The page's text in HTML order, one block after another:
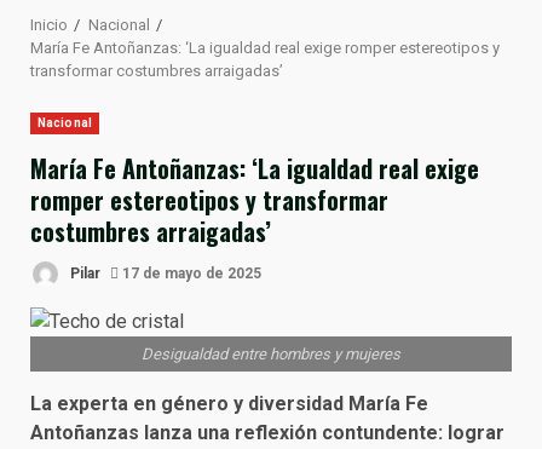
Inicio
Nacional
María Fe Antoñanzas: ‘La igualdad real exige romper estereotipos y
transformar costumbres arraigadas’
Nacional
María Fe Antoñanzas: ‘La igualdad real exige
romper estereotipos y transformar
costumbres arraigadas’
Pilar 17 de mayo de 2025
Desigualdad entre hombres y mujeres
La experta en género y diversidad María Fe
Antoñanzas lanza una reflexión contundente: lograr